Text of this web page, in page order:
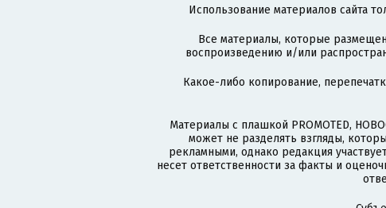
Использование материалов сайта
Все материалы, которые
воспроизведению и/или
Какое-либо копирование,
Материалы с плашкой PROMOTED,
может не разделять взгляды,
рекламными, однако редакция
несет ответственности за факты и